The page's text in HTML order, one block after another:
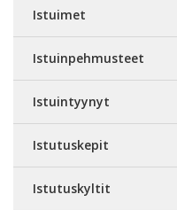
Istuimet
Istuinpehmusteet
Istuintyynyt
Istutuskepit
Istutuskyltit